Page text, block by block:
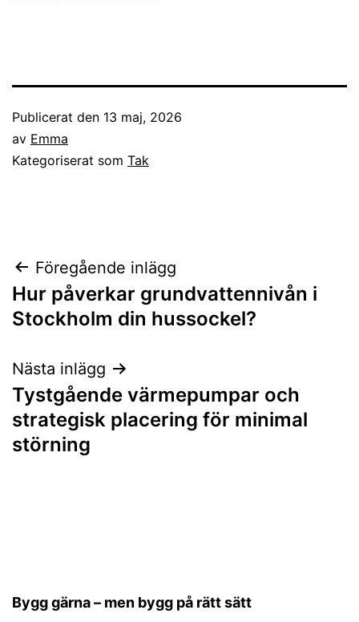
Publicerat den 13 maj, 2026
av Emma
Kategoriserat som Tak
Inläggsnavigering
Föregående inlägg
Hur påverkar grundvattennivån i
Stockholm din hussockel?
Nästa inlägg
Tystgående värmepumpar och
strategisk placering för minimal
störning
Bygg gärna – men bygg på rätt sätt